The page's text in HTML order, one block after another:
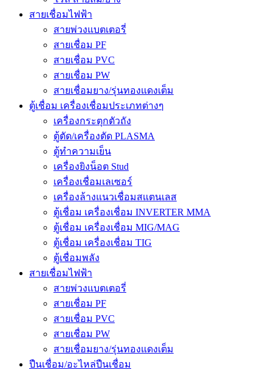
สายเชื่อมไฟฟ้า
สายพ่วงแบตเตอรี่
สายเชื่อม PF
สายเชื่อม PVC
สายเชื่อม PW
สายเชื่อมยาง/รุ่นทองแดงเต็ม
ตู้เชื่อม เครื่องเชื่อมประเภทต่างๆ
เครื่องกระตุกตัวถัง
ตู้ตัด/เครื่องตัด PLASMA
ตู้ทำความเย็น
เครื่องยิงน็อต Stud
เครื่องเชื่อมเลเซอร์
เครื่องล้างแนวเชื่อมสแตนเลส
ตู้เชื่อม เครื่องเชื่อม INVERTER MMA
ตู้เชื่อม เครื่องเชื่อม MIG/MAG
ตู้เชื่อม เครื่องเชื่อม TIG
ตู้เชื่อมพลัง
สายเชื่อมไฟฟ้า
สายพ่วงแบตเตอรี่
สายเชื่อม PF
สายเชื่อม PVC
สายเชื่อม PW
สายเชื่อมยาง/รุ่นทองแดงเต็ม
ปืนเชื่อม/อะไหล่ปืนเชื่อม